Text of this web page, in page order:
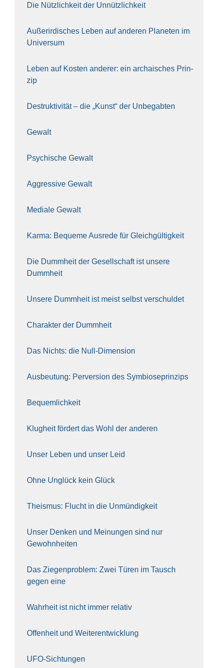
Die Nütz­lich­keit der Unnütz­lich­keit
Außer­ir­di­sches Leben auf ande­ren Pla­ne­ten im
Uni­ver­sum
Leben auf Kos­ten ande­rer: ein archai­sches Prin­
zip
Destruk­ti­vi­tät – die „Kunst“ der Unbe­gab­ten
Gewalt
Psy­chi­sche Gewalt
Aggres­si­ve Gewalt
Media­le Gewalt
Kar­ma: Beque­me Aus­re­de für Gleich­gül­tig­keit
Die Dumm­heit der Gesell­schaft ist unse­re
Dumm­heit
Unse­re Dumm­heit ist meist selbst ver­schul­det
Cha­rak­ter der Dumm­heit
Das Nichts: die Null-Dimen­si­on
Aus­beu­tung: Per­ver­si­on des Sym­bio­se­prin­zips
Bequem­lich­keit
Klug­heit för­dert das Wohl der ande­ren
Unser Leben und unser Leid
Ohne Unglück kein Glück
The­is­mus: Flucht in die Unmün­dig­keit
Unser Den­ken und Mei­nun­gen sind nur
Gewohn­hei­ten
Das Zie­gen­pro­blem: Zwei Türen im Tausch
gegen eine
Wahr­heit ist nicht immer rela­tiv
Offen­heit und Wei­ter­ent­wick­lung
UFO-Sich­tun­gen